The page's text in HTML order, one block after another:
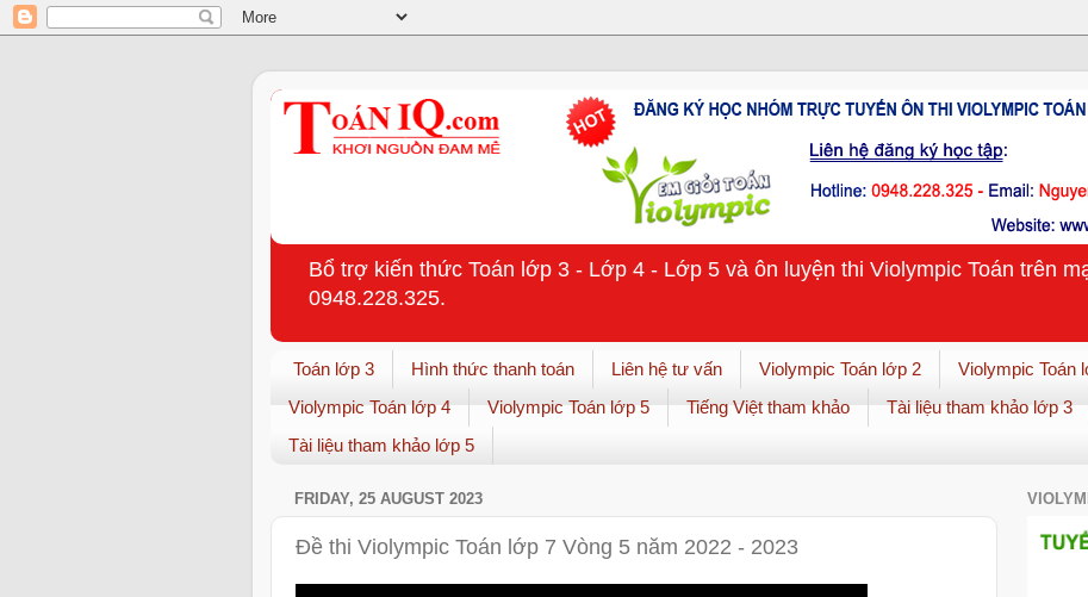
Bổ trợ kiến thức Toán lớp 3 - Lớp 4 - Lớp 5 và ôn luyện thi Violympic Toán trên
0948.228.325.
Toán lớp 3 Hình thức thanh toán Liên hệ tư vấn Violympic Toán lớp 2
Violympic Toán
Violympic Toán lớp 4
Violympic Toán lớp 5 Tiếng Việt tham khảo Tài liệu tham khảo lớp 3
Tài liệu tham khảo lớp 5
FRIDAY, 25 AUGUST 2023
Đề thi Violympic Toán lớp 7 Vòng 5 năm 2022 - 2023